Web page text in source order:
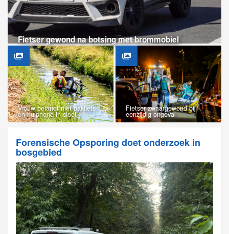
Fietser gewond na botsing met brommobiel
Vrouw belandt met bakfiets
en hulphond in sloot
Fietser zwaargewond bij
eenzijdig ongeval
Forensische Opsporing doet onderzoek in
bosgebied